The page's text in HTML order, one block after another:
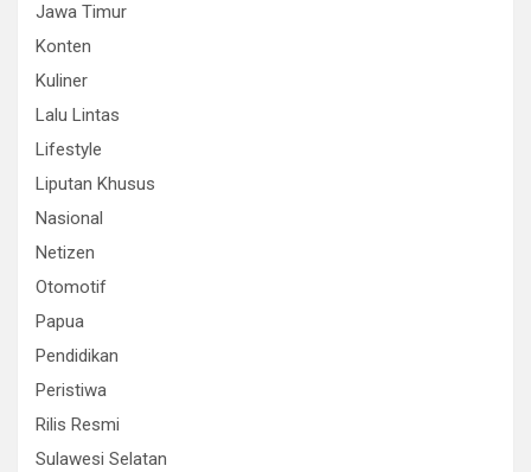
Jawa Timur
Konten
Kuliner
Lalu Lintas
Lifestyle
Liputan Khusus
Nasional
Netizen
Otomotif
Papua
Pendidikan
Peristiwa
Rilis Resmi
Sulawesi Selatan